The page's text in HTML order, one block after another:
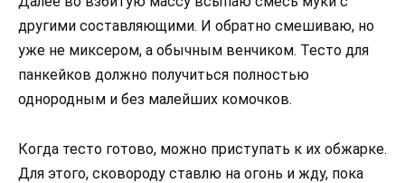
другими составляющими. И обратно смешиваю, но
уже не миксером, а обычным венчиком. Тесто для
панкейков должно получиться полностью
однородным и без малейших комочков.
Когда тесто готово, можно приступать к их обжарке.
Для этого, сковороду ставлю на огонь и жду, пока